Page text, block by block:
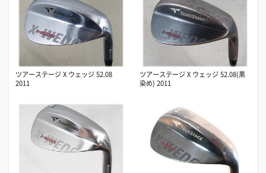
ツアーステージ X ウェッジ 52.08
2011
ツアーステージ X ウェッジ 52.08(黒
染め) 2011